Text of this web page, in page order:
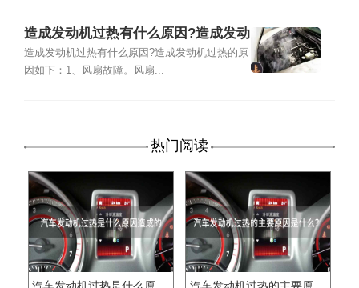
造成发动机过热有什么原因?造成发动
机过热的原因
造成发动机过热有什么原因?造成发动机过热的原
因如下：1、风扇故障。风扇...
热门阅读